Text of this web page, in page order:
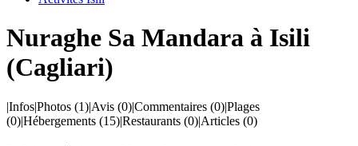
Nuraghe Sa Mandara à Isili
(Cagliari)
|Infos|Photos (1)|Avis (0)|Commentaires (0)|Plages
(0)|Hébergements (15)|Restaurants (0)|Articles (0)